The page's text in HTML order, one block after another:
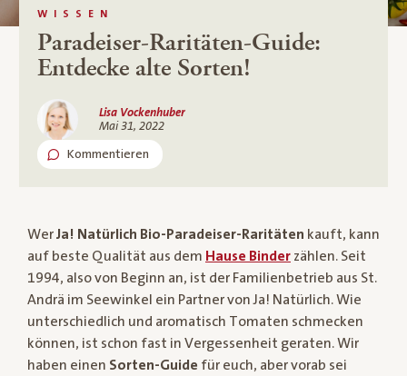
WISSEN
Paradeiser-Raritäten-Guide:
Entdecke alte Sorten!
Lisa Vockenhuber
Mai 31, 2022
Kommentieren
WerJa! Natürlich Bio-Paradeiser-Raritäten kauft, kann
auf beste Qualität aus dem Hause Binder zählen. Seit
1994, also von Beginn an, ist der Familienbetrieb aus St.
Andrä im Seewinkel ein Partner von Ja! Natürlich. Wie
unterschiedlich und aromatisch Tomaten schmecken
können, ist schon fast in Vergessenheit geraten. Wir
haben einen Sorten-Guide für euch, aber vorab sei